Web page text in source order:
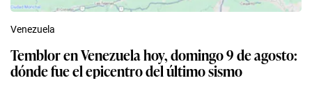
Venezuela
Temblor en Venezuela hoy, domingo 9 de agosto:
dónde fue el epicentro del último sismo